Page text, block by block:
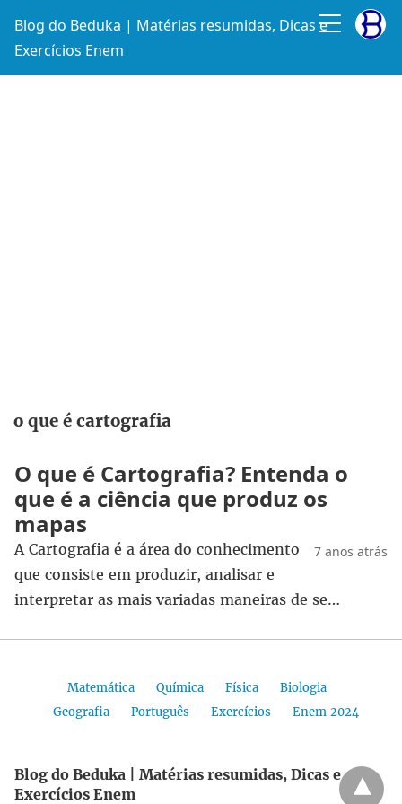
Blog do Beduka | Matérias resumidas, Dicas e
Exercícios Enem
o que é cartografia
O que é Cartografia? Entenda o
que é a ciência que produz os
mapas
7 anos atrás
A Cartografia é a área do conhecimento
que consiste em produzir, analisar e
interpretar as mais variadas maneiras de se…
Matemática Química Física
Biologia
Geografia
Português Exercícios Enem 2024
Blog do Beduka | Matérias resumidas, Dicas e
Exercícios Enem